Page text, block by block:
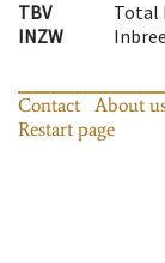
TBV
Total
INZW
Contact About
Restart page